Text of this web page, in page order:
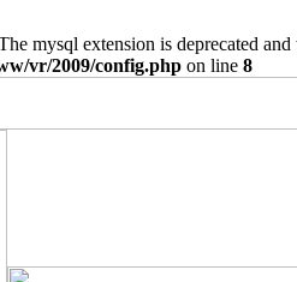
mysql extension is deprecated
vr/2009/config.php on line 8